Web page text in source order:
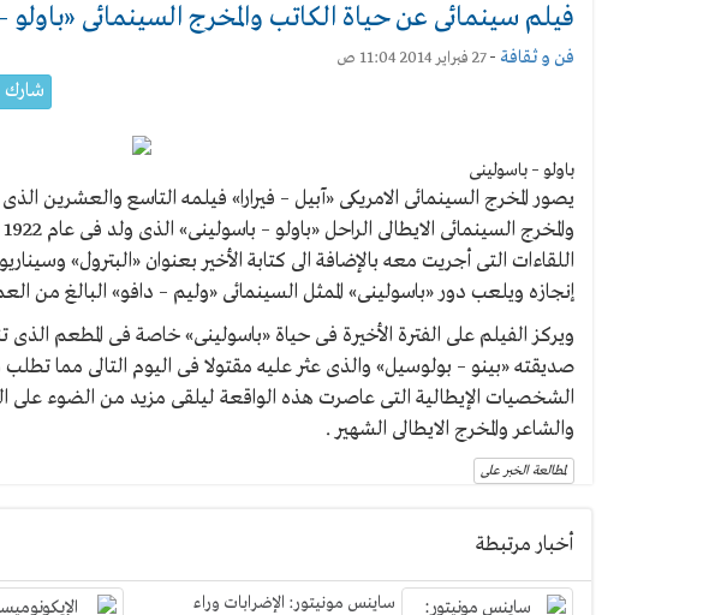
فيلم سينمائى عن حياة الكاتب والمخرج السينمائى «باولو
فن و ثقافة -27 فبراير 2014 11:04 ص
شارك
باولو – باسولينى
يصور المخرج السينمائى الامريكى «آبيل – فيرارا» فيلمه التاسع والعشرين
اللقاءات التى أجريت معه بالإضافة الى كتابة الأخير بعنوان «البترول»
إنجازه ويلعب دور «باسولينى» الممثل السينمائى «وليم – دافو» البالغ من العمر 58
صديقته «بينو – بولوسيل» والذى عثر عليه مقتولا فى اليوم التالى مما
الشخصيات الإيطالية التى عاصرت هذه الواقعة ليلقى مزيد من الضوء على
والشاعر والمخرج الايطالى الشهير .
لمطالعة الخبر على
أخبار مرتبطة
ساينس مونيتور: الإضرابات وراء